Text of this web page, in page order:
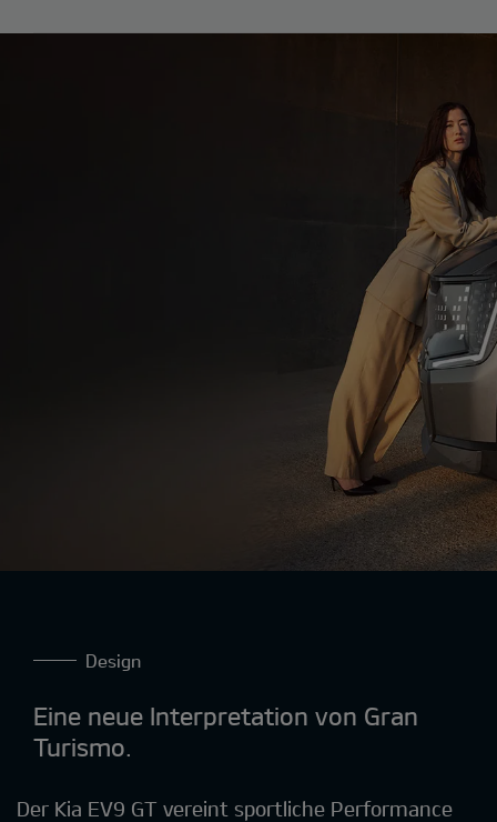
Design
Eine neue Interpretation von Gran
Turismo.
Der Kia EV9 GT vereint sportliche Performance